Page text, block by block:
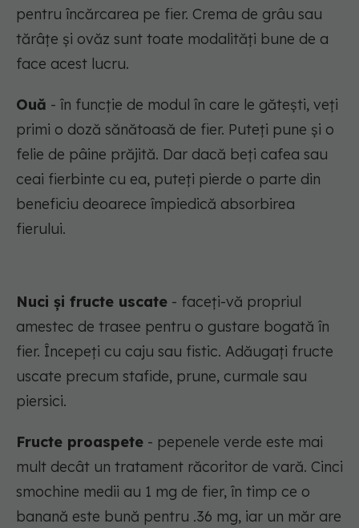
pentru încărcarea pe fier. Crema de grâu sau
tărâțe și ovăz sunt toate modalități bune de a
face acest lucru.
Ouă - în funcție de modul în care le gătești, veți
primi o doză sănătoasă de fier. Puteți pune și o
felie de pâine prăjită. Dar dacă beți cafea sau
ceai fierbinte cu ea, puteți pierde o parte din
beneficiu deoarece împiedică absorbirea
fierului.
Nuci și fructe uscate - faceți-vă propriul
amestec de trasee pentru o gustare bogată în
fier. Începeți cu caju sau fistic. Adăugați fructe
uscate precum stafide, prune, curmale sau
piersici.
Fructe proaspete - pepenele verde este mai
mult decât un tratament răcoritor de vară. Cinci
smochine medii au 1 mg de fier, în timp ce o
banană este bună pentru .36 mg, iar un măr are